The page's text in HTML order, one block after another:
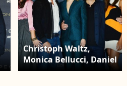
Christoph Waltz,
Monica Bellucci, Daniel
Craig, Léa Seydoux,